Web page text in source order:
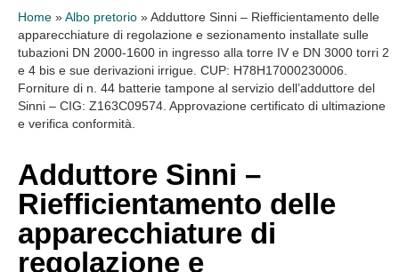
Home » Albo pretorio » Adduttore Sinni – Riefficientamento delle
apparecchiature di regolazione e sezionamento installate sulle
tubazioni DN 2000-1600 in ingresso alla torre IV e DN 3000 torri 2
e 4 bis e sue derivazioni irrigue. CUP: H78H17000230006.
Forniture di n. 44 batterie tampone al servizio dell’adduttore del
Sinni – CIG: Z163C09574. Approvazione certificato di ultimazione
e verifica conformità.
Adduttore Sinni –
Riefficientamento delle
apparecchiature di
regolazione e